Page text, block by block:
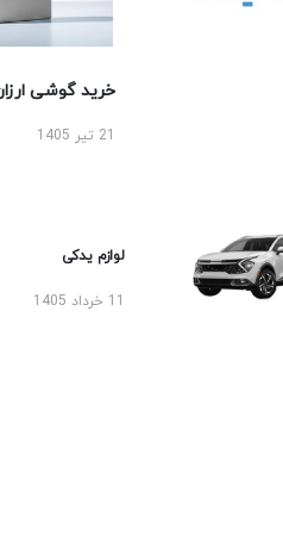
خرید گوشی ارزان
لوازم یدکی